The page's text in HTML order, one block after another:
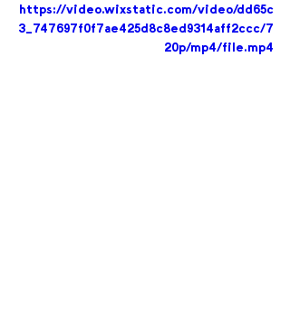
https://video.wixstatic.com/video/dd65c
3_747697f0f7ae425d8c8ed9314aff2ccc/7
20p/mp4/file.mp4